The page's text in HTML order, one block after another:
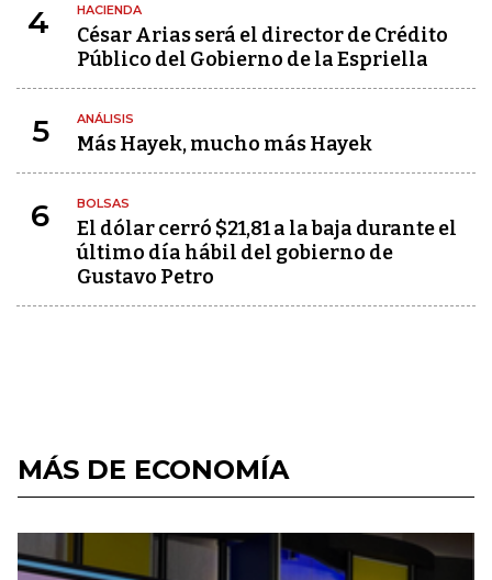
4 HACIENDA
César Arias será el director de Crédito
Público del Gobierno de la Espriella
5 ANÁLISIS
Más Hayek, mucho más Hayek
6 BOLSAS
El dólar cerró $21,81 a la baja durante el
último día hábil del gobierno de
Gustavo Petro
MÁS DE ECONOMÍA